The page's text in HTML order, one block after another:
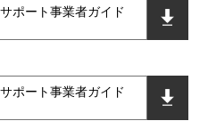
ポート事業者ガイド
ポート事業者ガイド